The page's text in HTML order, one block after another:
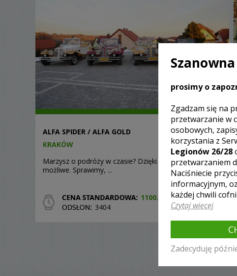
ALFA SPIDER / ALFA GOLD
KRAKÓW
Marzysz o podróży w czasie? Dzięki nam będzie to
możliwe. Sprawimy, ...
1100.00 ZŁ
3404
prosimy o
Zgadzam się na
przetwarzanie w
osobowych,
korzystania z
Legionów 26/28
przetwarzaniem
Naciśniecie
informacyjnym,
każdej chwili
Czytaj więcej
Zadecyduję